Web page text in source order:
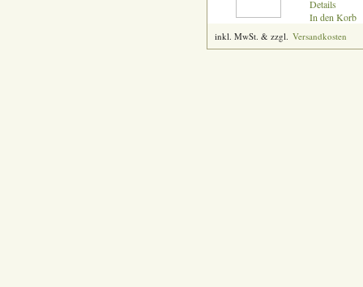
Details
In den Korb
inkl. MwSt. & zzgl. Versandkosten